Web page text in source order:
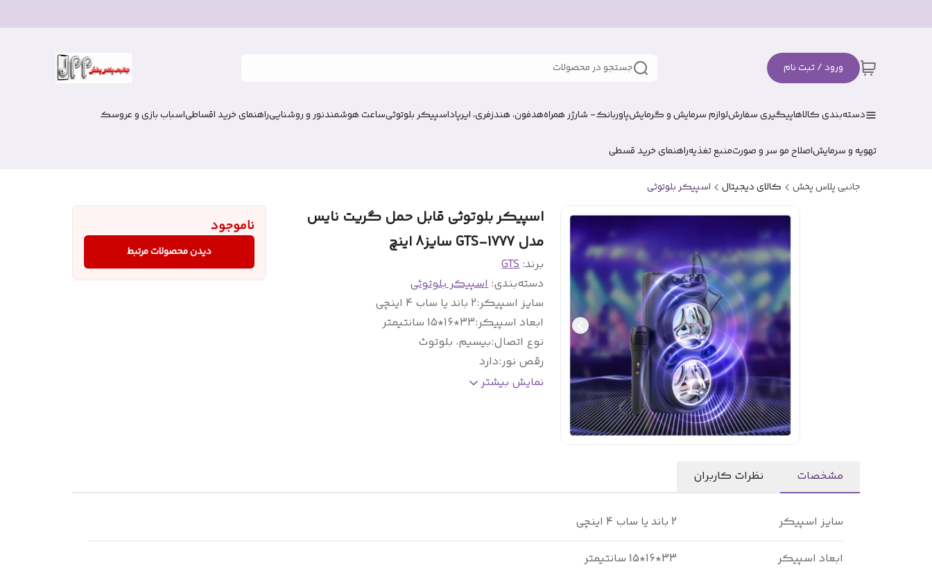
ورود / ثبت نام جستجو در محصولات
دسته‌بندی کالاهاپیگیری سفارشلوازم سرمایش و گرمایشپاوربانک- شارژر همراههدفون، هندزفری، ایرپاداسپیکر بلوتوثیساعت هوشمندنور و روشناییراهنمای خرید اقساطیاسباب بازی و عروسک
تهویه و سرمایشاصلاح مو سر و صورتمنبع تغذیهراهنمای خرید قسطی
جانبی پلاس پخش کالای دیجیتال اسپیکر بلوتوثی
اسپیکر بلوتوثی قابل حمل گریت نایس
مدل GTS-1777 سایز8 اینچ
برند:GTS
دسته‌بندی:اسپیکر بلوتوثی
سایز اسپیکر:2 باند یا ساب 4 اینچی
ابعاد اسپیکر:33*16*15 سانتیمتر
نوع اتصال:بیسیم، بلوتوث
رقص نور:دارد
امکانات و پشتیبانی از کارت حافظه جانبی و فلشنمایش بیشتر
ناموجود
دیدن محصولات مرتبط
مشخصات نظرات کاربران
سایز اسپیکر 2 باند یا ساب 4 اینچی
ابعاد اسپیکر 33*16*15 سانتیمتر